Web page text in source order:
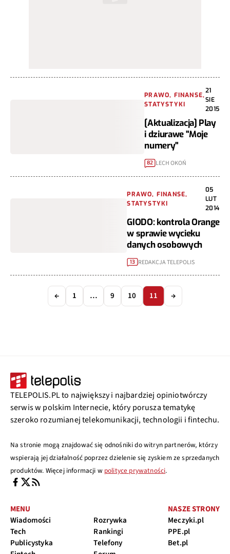
PRAWO, FINANSE,
STATYSTYKI
21
SIE
2015
[Aktualizacja] Play
i dziurawe "Moje
numery"
82 LECH OKOŃ
PRAWO, FINANSE,
STATYSTYKI
05
LUT
2014
GIODO: kontrola Orange
w sprawie wycieku
danych osobowych
13 REDAKCJA TELEPOLIS
← 1 … 9 10 11 →
TELEPOLIS.PL to największy i najbardziej opiniotwórczy
serwis w polskim Internecie, który porusza tematykę
szeroko rozumianej telekomunikacji, technologii i fintechu.
Na stronie mogą znajdować się odnośniki do witryn partnerów, którzy
wspierają jej działalność poprzez dzielenie się zyskiem ze sprzedanych
produktów. Więcej informacji w polityce prywatności.
MENU
Wiadomości
Tech
Publicystyka
Rozrywka
Rankingi
Telefony
NASZE STRONY
Meczyki.pl
PPE.pl
Bet.pl